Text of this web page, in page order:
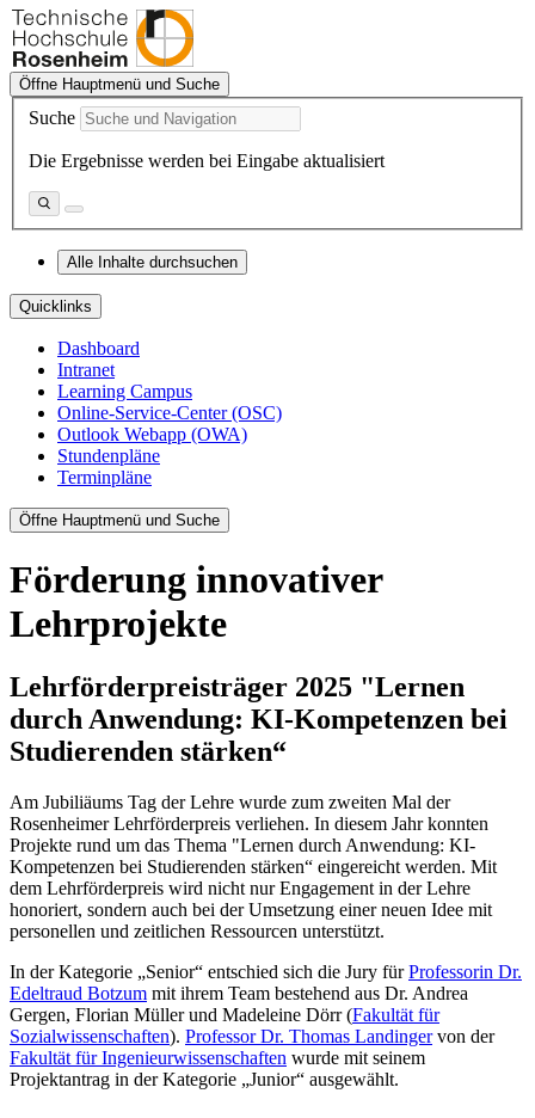
Öffne Hauptmenü und Suche
Suche
Die Ergebnisse werden bei Eingabe aktualisiert
Alle Inhalte durchsuchen
Quicklinks
Dashboard
Intranet
Learning Campus
Online-Service-Center (OSC)
Outlook Webapp (OWA)
Stundenpläne
Terminpläne
Öffne Hauptmenü und Suche
Förderung innovativer
Lehrprojekte
Lehrförderpreisträger 2025 "Lernen
durch Anwendung: KI-Kompetenzen bei
Studierenden stärken“
Am Jubiliäums Tag der Lehre wurde zum zweiten Mal der
Rosenheimer Lehrförderpreis verliehen. In diesem Jahr konnten
Projekte rund um das Thema "Lernen durch Anwendung: KI-
Kompetenzen bei Studierenden stärken“ eingereicht werden. Mit
dem Lehrförderpreis wird nicht nur Engagement in der Lehre
honoriert, sondern auch bei der Umsetzung einer neuen Idee mit
personellen und zeitlichen Ressourcen unterstützt.
In der Kategorie „Senior“ entschied sich die Jury fürProfessorin Dr.
Edeltraud Botzum mit ihrem Team bestehend aus Dr. Andrea
Gergen, Florian Müller und Madeleine Dörr (Fakultät für
Sozialwissenschaften). Professor Dr. Thomas Landingervon der
Fakultät für Ingenieurwissenschaften wurde mit seinem
Projektantrag in der Kategorie „Junior“ ausgewählt.